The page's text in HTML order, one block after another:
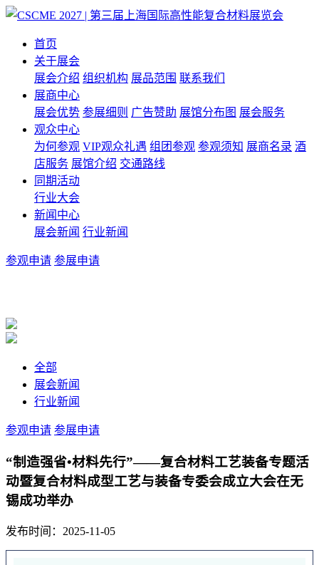
首页
关于展会
展会介绍 组织机构 展品范围 联系我们
展商中心
展会优势 参展细则 广告赞助 展馆分布图 展会服务
观众中心
为何参观 VIP观众礼遇 组团参观 参观须知 展商名录 酒
店服务 展馆介绍 交通路线
同期活动
行业大会
新闻中心
展会新闻 行业新闻
参观申请 参展申请
全部
展会新闻
行业新闻
参观申请 参展申请
“制造强省•材料先行”——复合材料工艺装备专题活
动暨复合材料成型工艺与装备专委会成立大会在无
锡成功举办
发布时间：2025-11-05